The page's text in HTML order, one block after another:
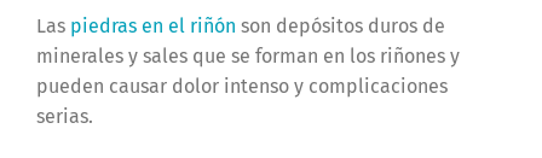
Las piedras en el riñón son depósitos duros de
minerales y sales que se forman en los riñones y
pueden causar dolor intenso y complicaciones
serias.